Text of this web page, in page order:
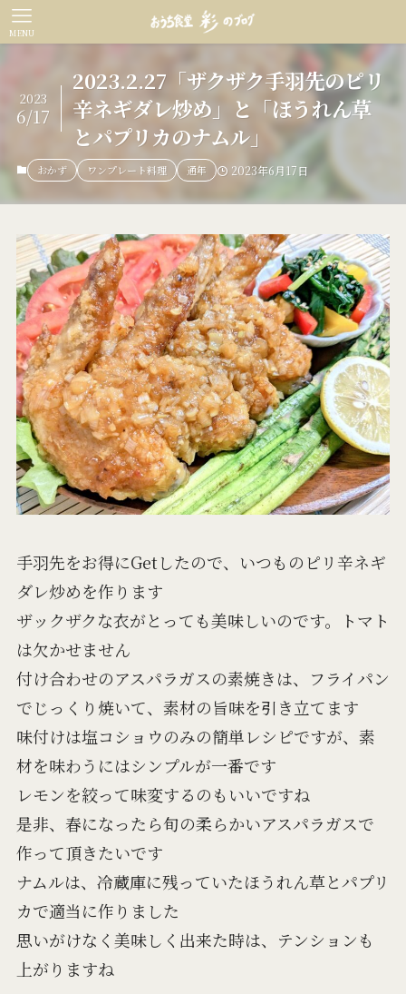
MENU
2023.2.27「ザクザク手羽先のピリ
辛ネギダレ炒め」と「ほうれん草
とパプリカのナムル」
2023
6/17
おかず ワンプレート料理 通年 2023年6月17日
手羽先をお得にGetしたので、いつものピリ辛ネギ
ダレ炒めを作ります
ザックザクな衣がとっても美味しいのです。トマト
は欠かせません
付け合わせのアスパラガスの素焼きは、フライパン
でじっくり焼いて、素材の旨味を引き立てます
味付けは塩コショウのみの簡単レシピですが、素
材を味わうにはシンプルが一番です
レモンを絞って味変するのもいいですね
是非、春になったら旬の柔らかいアスパラガスで
作って頂きたいです
ナムルは、冷蔵庫に残っていたほうれん草とパプリ
カで適当に作りました
思いがけなく美味しく出来た時は、テンションも
上がりますね